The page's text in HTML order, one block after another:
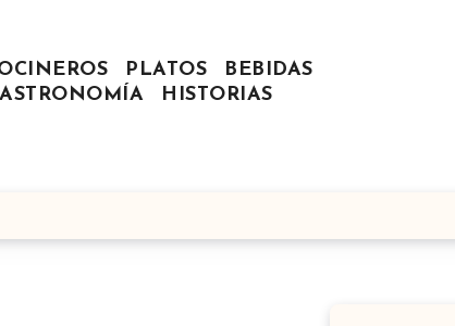
PLATOS
BEBIDAS
HISTORIAS